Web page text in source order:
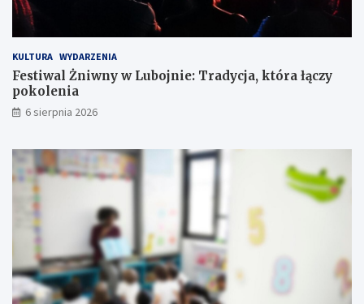
ż
r
ó
t
c
e
ń
w
o
KULTURA WYDARZENIA
Festiwal Żniwny w Lubojnie: Tradycja, która łączy
pokolenia
6 sierpnia 2026